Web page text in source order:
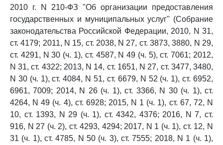
2010 г. N 210-ФЗ "Об организации предоставления
государственных и муниципальных услуг" (Собрание
законодательства Российской Федерации, 2010, N 31,
ст. 4179; 2011, N 15, ст. 2038, N 27, ст. 3873, 3880, N 29,
ст. 4291, N 30 (ч. 1), ст. 4587, N 49 (ч. 5), ст. 7061; 2012,
N 31, ст. 4322; 2013, N 14, ст. 1651, N 27, ст. 3477, 3480,
N 30 (ч. 1), ст. 4084, N 51, ст. 6679, N 52 (ч. 1), ст. 6952,
6961, 7009; 2014, N 26 (ч. 1), ст. 3366, N 30 (ч. 1), ст.
4264, N 49 (ч. 4), ст. 6928; 2015, N 1 (ч. 1), ст. 67, 72, N
10, ст. 1393, N 29 (ч. 1), ст. 4342, 4376; 2016, N 7, ст.
916, N 27 (ч. 2), ст. 4293, 4294; 2017, N 1 (ч. 1), ст. 12, N
31 (ч. 1), ст. 4785, N 50 (ч. 3), ст. 7555; 2018, N 1 (ч. 1),